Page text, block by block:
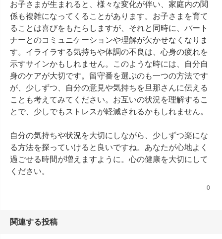
お子さまが生まれると、様々な変化が伴い、家庭内の関
係も複雑になってくることがあります。お子さまを育て
ることは喜びをもたらしますが、それと同時に、パート
ナーとのコミュニケーションや理解が欠かせなくなりま
す。イライラする気持ちや体調の不良は、心身の疲れを
示すサインかもしれません。このような時には、自分自
身のケアが大切です。留守番を選ぶのも一つの方法です
が、少しずつ、自分の意見や気持ちを旦那さんに伝える
ことも考えてみてください。お互いの状況を理解するこ
とで、少しでもストレスが軽減されるかもしれません。
自分の気持ちや状況を大切にしながら、少しずつ楽にな
る方法を探っていけると良いですね。あなたが心地よく
過ごせる時間が増えますように。心の健康を大切にして
ください。
0
関連する投稿